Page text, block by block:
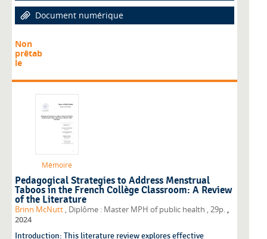
Document numérique
Non
prêtab
le
Mémoire
Pedagogical Strategies to Address Menstrual
Taboos in the French Collège Classroom: A Review
of the Literature
Brinn McNutt , Diplôme : Master MPH of public health , 29p. ,
2024
Introduction: This literature review explores effective